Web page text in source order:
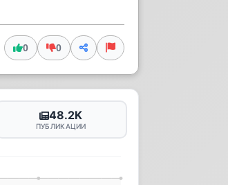
0 0
48.2K
ПУБЛИКАЦИИ